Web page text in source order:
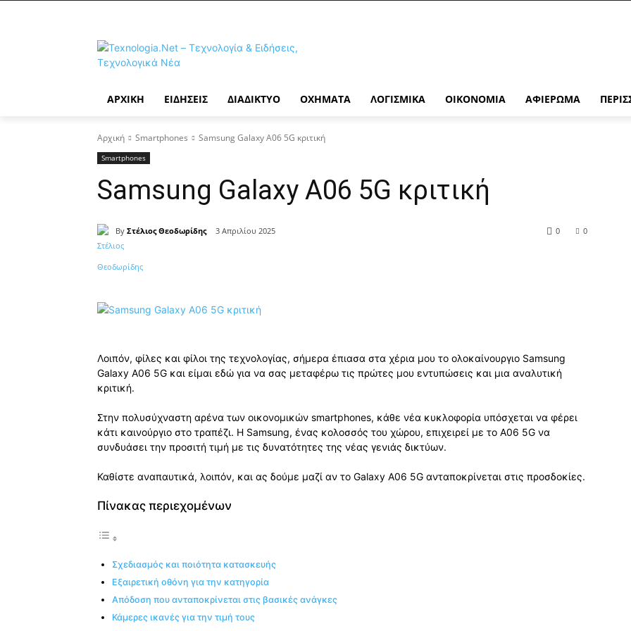
ΑΡΧΙΚΉ ΕΙΔΉΣΕΙΣ ΔΙΑΔΊΚΤΥΟ ΟΧΉΜΑΤΑ ΛΟΓΙΣΜΙΚΆ ΟΙΚΟΝΟΜΊΑ ΑΦΙΈΡΩΜΑ
Αρχική Smartphones Samsung Galaxy A06 5G κριτική
Smartphones
Samsung Galaxy A06 5G κριτική
By Στέλιος Θεοδωρίδης 3 Απριλίου 2025 0
0
Κοινοποίηση
Λοιπόν, φίλες και φίλοι της τεχνολογίας, σήμερα έπιασα στα χέρια μου το ολοκαίνουργιο Samsung
Galaxy A06 5G και είμαι εδώ για να σας μεταφέρω τις πρώτες μου εντυπώσεις και μια αναλυτική
κριτική.
Στην πολυσύχναστη αρένα των οικονομικών smartphones, κάθε νέα κυκλοφορία υπόσχεται να φέρει
κάτι καινούργιο στο τραπέζι. Η Samsung, ένας κολοσσός του χώρου, επιχειρεί με το A06 5G να
συνδυάσει την προσιτή τιμή με τις δυνατότητες της νέας γενιάς δικτύων.
Καθίστε αναπαυτικά, λοιπόν, και ας δούμε μαζί αν το Galaxy A06 5G ανταποκρίνεται στις προσδοκίες.
Πίνακας περιεχομένων
Σχεδιασμός και ποιότητα κατασκευής
Εξαιρετική οθόνη για την κατηγορία
Απόδοση που ανταποκρίνεται στις βασικές ανάγκες
Κάμερες ικανές για την τιμή τους